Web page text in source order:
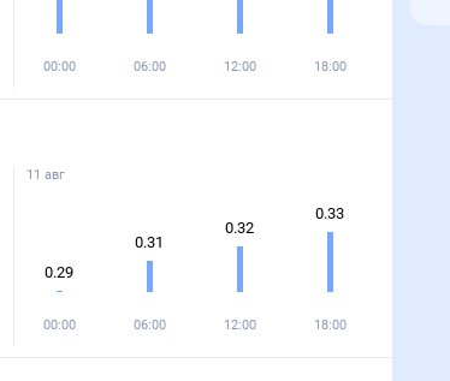
00:00 06:00 12:00 18:00
11 авг
0.29
00:00
0.31
06:00
0.32
12:00
0.33
18:00